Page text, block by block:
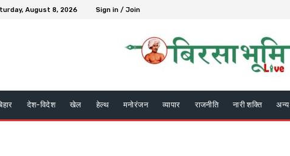
August 8, 2026 Sign in / Join
देश-विदेश खेल हेल्थ मनोरंजन व्यापार राजनीति नारी शक्ति अन्य